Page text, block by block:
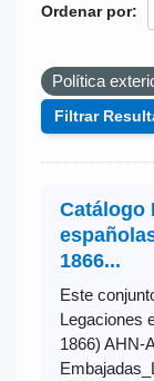
Ordenar por
Política
Filtrar
Catálogo
1866...
Este
Legaciones
1866) AHN-